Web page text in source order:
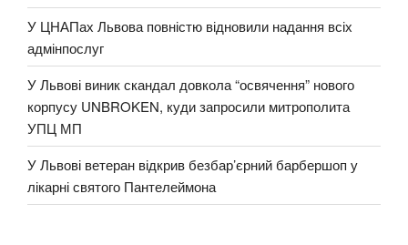
У ЦНАПах Львова повністю відновили надання всіх
адмінпослуг
У Львові виник скандал довкола “освячення” нового
корпусу UNBROKEN, куди запросили митрополита
УПЦ МП
У Львові ветеран відкрив безбар’єрний барбершоп у
лікарні святого Пантелеймона